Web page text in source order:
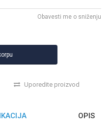
Obavesti me o sniženju
Uporedite proizvod
OPIS